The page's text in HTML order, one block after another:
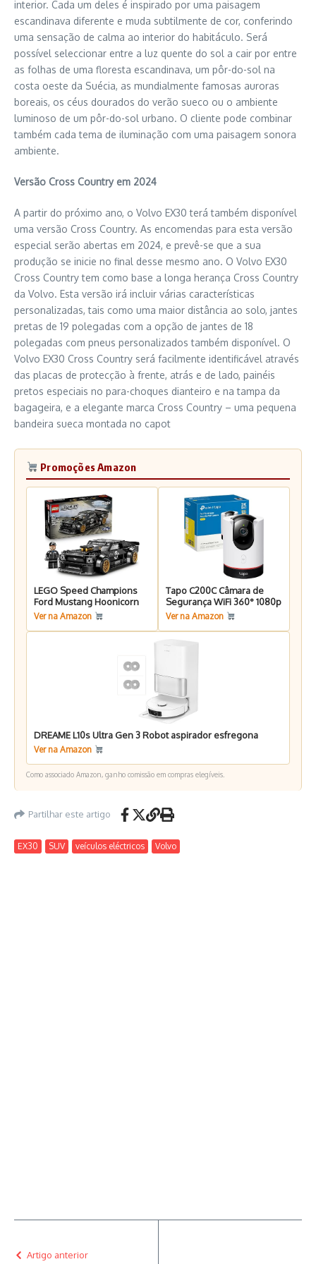
interior. Cada um deles é inspirado por uma paisagem
escandinava diferente e muda subtilmente de cor, conferindo
uma sensação de calma ao interior do habitáculo. Será
possível seleccionar entre a luz quente do sol a cair por entre
as folhas de uma floresta escandinava, um pôr-do-sol na
costa oeste da Suécia, as mundialmente famosas auroras
boreais, os céus dourados do verão sueco ou o ambiente
luminoso de um pôr-do-sol urbano. O cliente pode combinar
também cada tema de iluminação com uma paisagem sonora
ambiente.
Versão Cross Country em 2024
A partir do próximo ano, o Volvo EX30 terá também disponível
uma versão Cross Country. As encomendas para esta versão
especial serão abertas em 2024, e prevê-se que a sua
produção se inicie no final desse mesmo ano. O Volvo EX30
Cross Country tem como base a longa herança Cross Country
da Volvo. Esta versão irá incluir várias características
personalizadas, tais como uma maior distância ao solo, jantes
pretas de 19 polegadas com a opção de jantes de 18
polegadas com pneus personalizados também disponível. O
Volvo EX30 Cross Country será facilmente identificável através
das placas de protecção à frente, atrás e de lado, painéis
pretos especiais no para-choques dianteiro e na tampa da
bagageira, e a elegante marca Cross Country – uma pequena
bandeira sueca montada no capot
Promoções Amazon
LEGO Speed Champions
Ford Mustang Hoonicorn
Ver na Amazon
Tapo C200C Câmara de
Segurança WiFi 360° 1080p
Ver na Amazon
DREAME L10s Ultra Gen 3 Robot aspirador esfregona
Ver na Amazon
Como associado Amazon, ganho comissão em compras elegíveis.
Partilhar este artigo
EX30 SUV veículos eléctricos Volvo
Artigo anterior